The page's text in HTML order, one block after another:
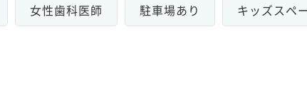
女性歯科医師 駐車場あり キッズスペ